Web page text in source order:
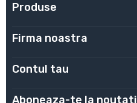
Produse
Firma noastra
Contul tau
Aboneaza-te la noutati